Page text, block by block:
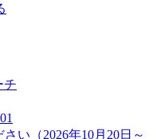
チ
い（2026年10月20日～